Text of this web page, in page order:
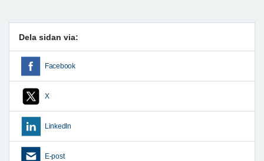
Dela sidan via:
Facebook
X
LinkedIn
E-post